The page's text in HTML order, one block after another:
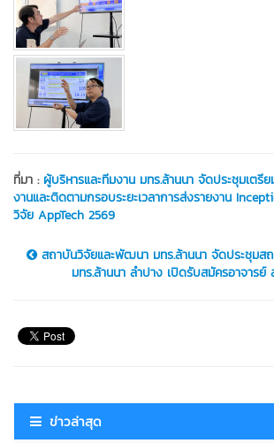
ที่มา : ผู้บริหารและทีมงาน มทร.ล้านนา จัดประชุมเตรี
งานและติดตามกรอบระยะเวลาการส่งรายงาน
วิจัย AppTech 2569
สถาบันวิจัยและพัฒนา มทร.ล้านนา จัดประชุมสถ
มทร.ล้านนา ลำปาง เปิดรับสมัครอาจารย์
ข่าวล่าสุด